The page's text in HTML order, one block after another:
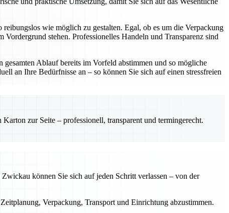
wie möglich zu gestalten. Egal, ob es um die Verpackung
stehen. Professionelles Handeln und Transparenz sind
Ablauf bereits im Vorfeld abstimmen und so mögliche
an Ihre Bedürfnisse an – so können Sie sich auf einen stressfreien
zur Seite – professionell, transparent und termingerecht.
können Sie sich auf jeden Schritt verlassen – von der
Verpackung, Transport und Einrichtung abzustimmen.